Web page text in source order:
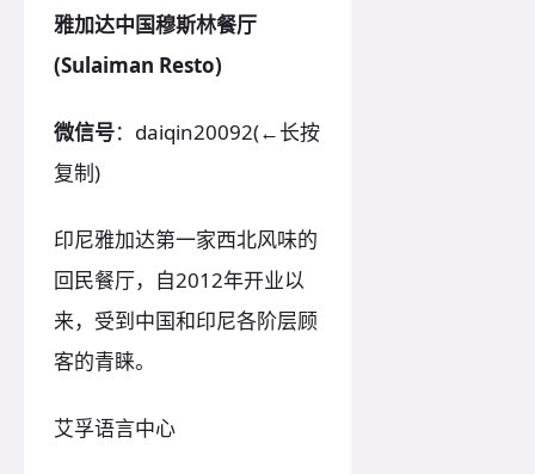
雅加达中国穆斯林餐厅
(Sulaiman Resto)
微信号：daiqin20092(←长按
复制)
印尼雅加达第一家西北风味的
回民餐厅，自2012年开业以
来，受到中国和印尼各阶层顾
客的青睐。
艾孚语言中心